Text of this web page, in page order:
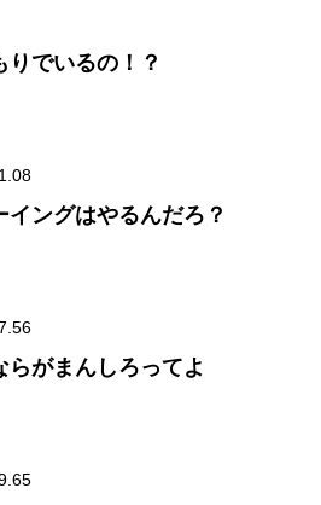
でいるの！？
ングはやるんだろ？
がまんしろってよ